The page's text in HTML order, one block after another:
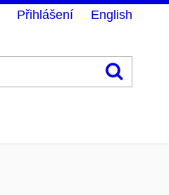
Přihlášení English